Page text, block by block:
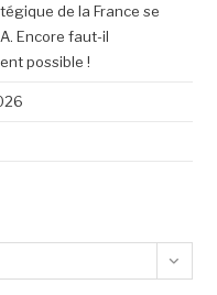
de la France se
Encore faut-il
possible !